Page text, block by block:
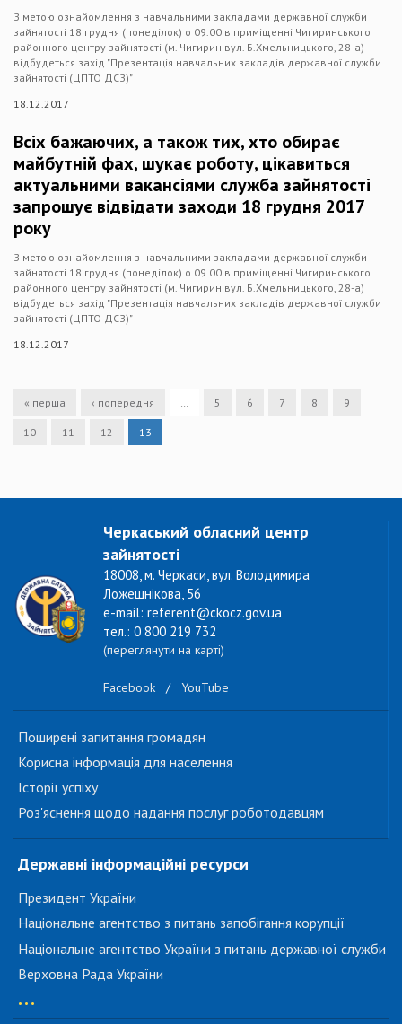
З метою ознайомлення з навчальними закладами державної служби
зайнятості 18 грудня (понеділок) о 09.00 в приміщенні Чигиринського
районного центру зайнятості (м. Чигирин вул. Б.Хмельницького, 28-а)
відбудеться захід "Презентація навчальних закладів державної служби
зайнятості (ЦПТО ДСЗ)"
18.12.2017
Всіх бажаючих, а також тих, хто обирає
майбутній фах, шукає роботу, цікавиться
актуальними вакансіями служба зайнятості
запрошує відвідати заходи 18 грудня 2017
року
З метою ознайомлення з навчальними закладами державної служби
зайнятості 18 грудня (понеділок) о 09.00 в приміщенні Чигиринського
районного центру зайнятості (м. Чигирин вул. Б.Хмельницького, 28-а)
відбудеться захід "Презентація навчальних закладів державної служби
зайнятості (ЦПТО ДСЗ)"
18.12.2017
« перша ‹ попередня 5 6 7 8 9
10 11 12 13
Черкаський обласний центр
зайнятості
18008, м. Черкаси, вул. Володимира
Ложешнікова, 56
e-mail: referent@ckocz.gov.ua
тел.: 0 800 219 732
(переглянути на карті)
Facebook / YouTube
Поширені запитання громадян
Корисна інформація для населення
Історії успіху
Роз'яснення щодо надання послуг роботодавцям
Державні інформаційні ресурси
Президент України
Національне агентство з питань запобігання корупції
Національне агентство України з питань державної служби
Верховна Рада України
...